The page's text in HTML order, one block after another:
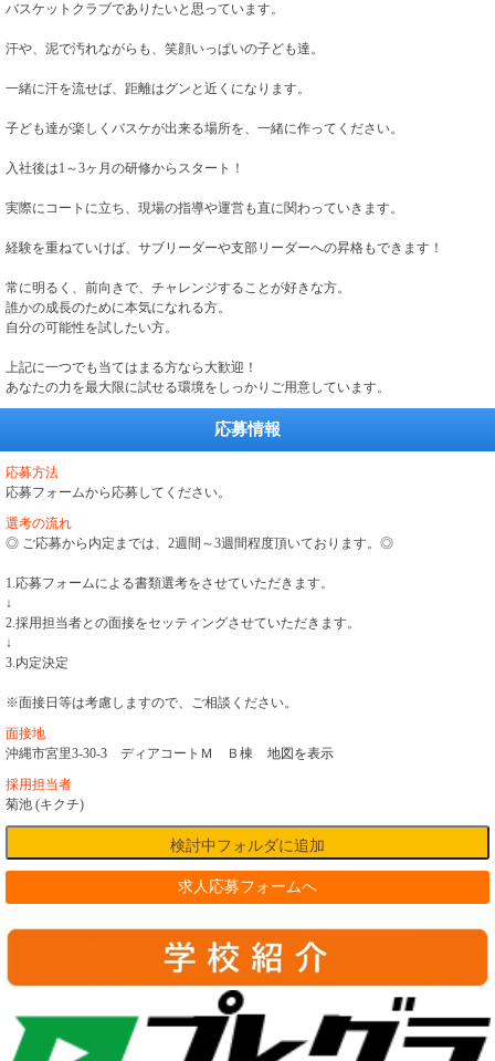
バスケットクラブでありたいと思っています。
汗や、泥で汚れながらも、笑顔いっぱいの子ども達。
一緒に汗を流せば、距離はグンと近くになります。
子ども達が楽しくバスケが出来る場所を、一緒に作ってください。
入社後は1～3ヶ月の研修からスタート！
実際にコートに立ち、現場の指導や運営も直に関わっていきます。
経験を重ねていけば、サブリーダーや支部リーダーへの昇格もできます！
常に明るく、前向きで、チャレンジすることが好きな方。
誰かの成長のために本気になれる方。
自分の可能性を試したい方。
上記に一つでも当てはまる方なら大歓迎！
あなたの力を最大限に試せる環境をしっかりご用意しています。
応募情報
応募方法
応募フォームから応募してください。
選考の流れ
◎ ご応募から内定までは、2週間～3週間程度頂いております。◎
1.応募フォームによる書類選考をさせていただきます。
↓
2.採用担当者との面接をセッティングさせていただきます。
↓
3.内定決定
※面接日等は考慮しますので、ご相談ください。
面接地
沖縄市宮里3-30-3 ディアコートＭ Ｂ棟
地図を表示
採用担当者
菊池 (キクチ)
求人応募フォームへ